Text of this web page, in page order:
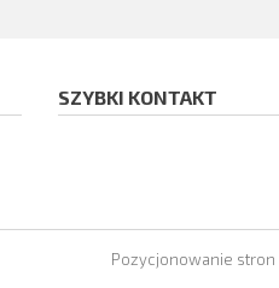
SZYBKI KONTAKT
Pozycjonowanie stron